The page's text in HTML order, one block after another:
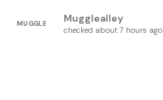
MUGGLE Mugglealley
checked about 7 hours ago